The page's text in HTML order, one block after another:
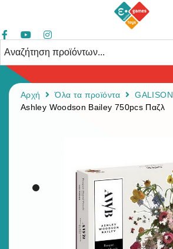
Αρχή Όλα τα προϊόντα
GALISON
Ashley Woodson Bailey 750pcs Παζλ